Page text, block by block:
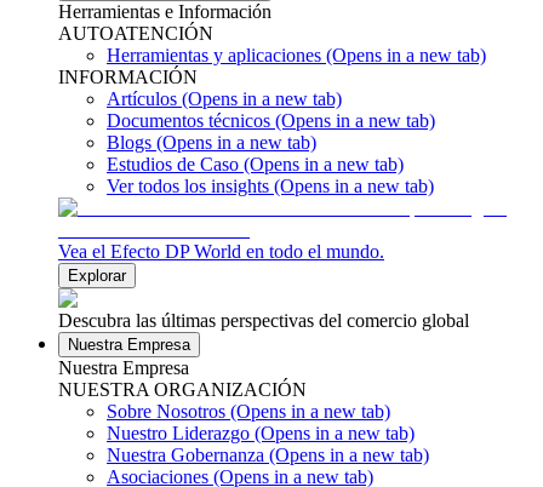
Herramientas e Información
AUTOATENCIÓN
Herramientas y aplicaciones (Opens in a new tab)
INFORMACIÓN
Artículos (Opens in a new tab)
Documentos técnicos (Opens in a new tab)
Blogs (Opens in a new tab)
Estudios de Caso (Opens in a new tab)
Ver todos los insights (Opens in a new tab)
Vea el Efecto DP World en todo el mundo.
Explorar
Descubra las últimas perspectivas del comercio global
Nuestra Empresa
Nuestra Empresa
NUESTRA ORGANIZACIÓN
Sobre Nosotros (Opens in a new tab)
Nuestro Liderazgo (Opens in a new tab)
Nuestra Gobernanza (Opens in a new tab)
Asociaciones (Opens in a new tab)